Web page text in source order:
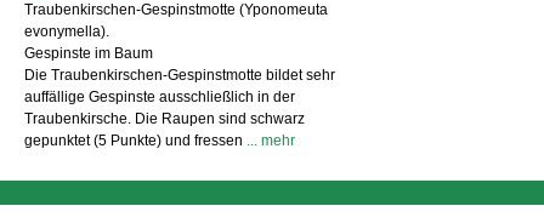
Traubenkirschen-Gespinstmotte (Yponomeuta
evonymella).
Gespinste im Baum
Die Traubenkirschen-Gespinstmotte bildet sehr
auffällige Gespinste ausschließlich in der
Traubenkirsche. Die Raupen sind schwarz
gepunktet (5 Punkte) und fressen ... mehr